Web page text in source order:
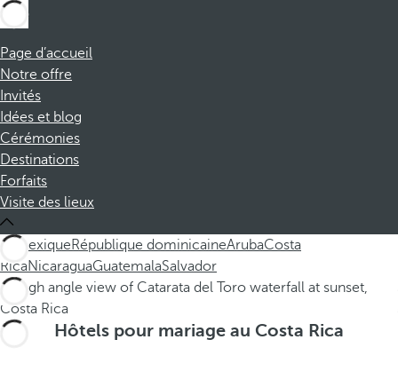
Page d’accueil
Notre offre
Invités
Idées et blog
Cérémonies
Destinations
Forfaits
Visite des lieux
All MexiqueRépublique dominicaineArubaCosta
RicaNicaraguaGuatemalaSalvador
Hôtels pour mariage au Costa Rica